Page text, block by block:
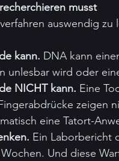
musst
auswendig
kann. DNA kann
unlesbar wird oder
NICHT kann. Eine
zeigen
eine Tatort-
Ein Laborbericht
Und diese